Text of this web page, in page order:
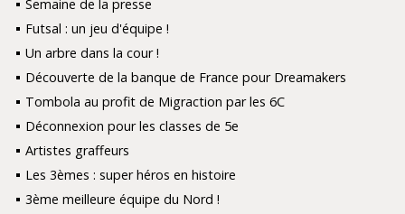
Semaine de la presse
Futsal : un jeu d'équipe !
Un arbre dans la cour !
Découverte de la banque de France pour Dreamakers
Tombola au profit de Migraction par les 6C
Déconnexion pour les classes de 5e
Artistes graffeurs
Les 3èmes : super héros en histoire
3ème meilleure équipe du Nord !